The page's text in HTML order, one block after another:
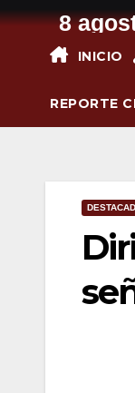
Saltar
contenido
8
INICIO
REPORTE